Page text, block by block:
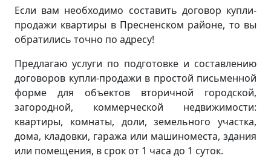
Если вам необходимо составить договор купли-
продажи квартиры в Пресненском районе, то вы
обратились точно по адресу!
Предлагаю услуги по подготовке и составлению
договоров купли-продажи в простой письменной
форме для объектов вторичной городской,
загородной, коммерческой недвижимости:
квартиры, комнаты, доли, земельного участка,
дома, кладовки, гаража или машиноместа, здания
или помещения, в срок от 1 часа до 1 суток.